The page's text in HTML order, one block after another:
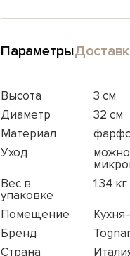
Параметры
Высота
3 см
Диаметр
32 см
Материал
Уход
Вес в
упаковке
1.34 кг
Помещение
Бренд
Страна